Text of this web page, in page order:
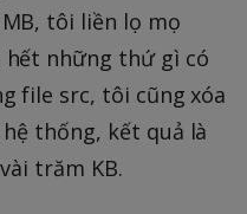
tôi liền lọ mọ
hết những thứ gì có
file src, tôi cũng xóa
thống, kết quả là
trăm KB.